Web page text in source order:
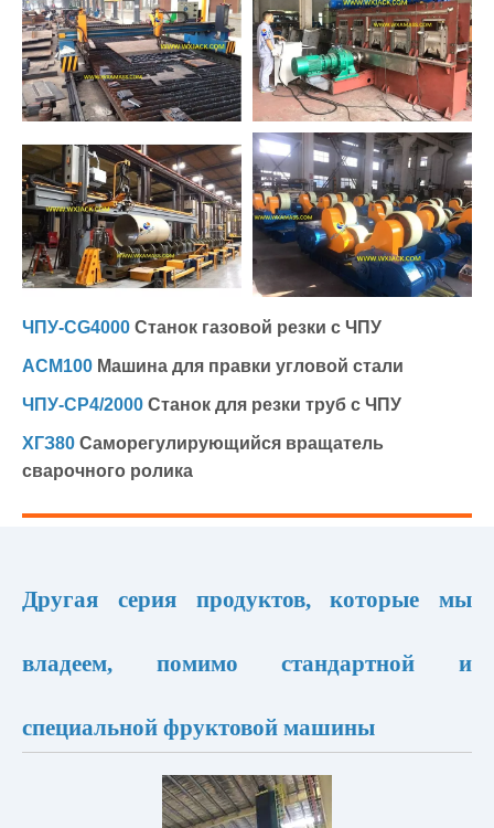
ЧПУ-CG4000 Станок газовой резки с ЧПУ
АСМ100 Машина для правки угловой стали
ЧПУ-CP4/2000 Станок для резки труб с ЧПУ
ХГЗ80 Саморегулирующийся вращатель
сварочного ролика
Другая серия продуктов, которые мы
владеем, помимо стандартной и
специальной фруктовой машины